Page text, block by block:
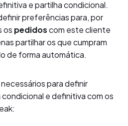
e partilha condicional.
preferências para, por
os pedidos com este cliente
partilhar os que cumpram
de forma automática.
para definir
e definitiva com os